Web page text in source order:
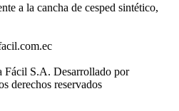
a la cancha de cesped sintético,
S.A. Desarrollado por
derechos reservados